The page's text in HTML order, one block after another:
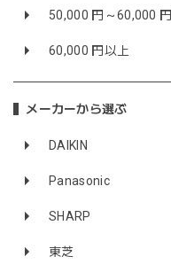
50,000 円～60,000 円
60,000 円以上
メーカーから選ぶ
DAIKIN
Panasonic
SHARP
東芝